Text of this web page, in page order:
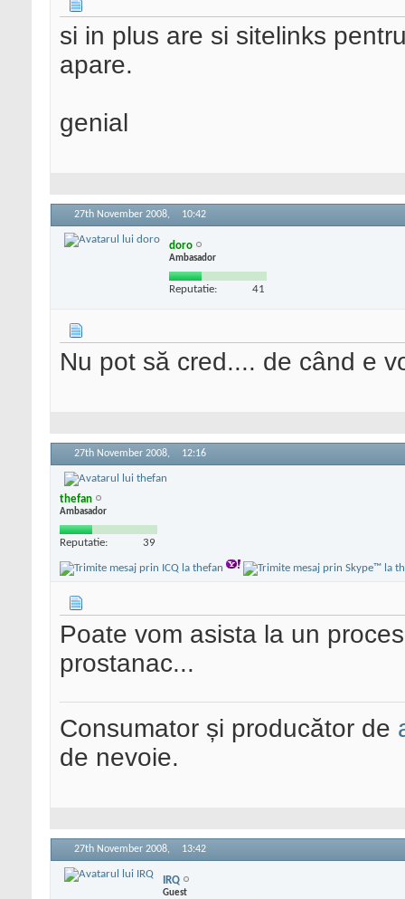
si in plus are si sitelinks
apare.
genial
27th November 2008, 10:42
doro
Ambasador
Reputatie: 41
Nu pot să cred.... de când e
27th November 2008, 12:16
thefan
Ambasador
Reputatie: 39
Poate vom asista la un
prostanac...
Consumator și producător de
de nevoie.
27th November 2008, 13:42
IRQ
Guest